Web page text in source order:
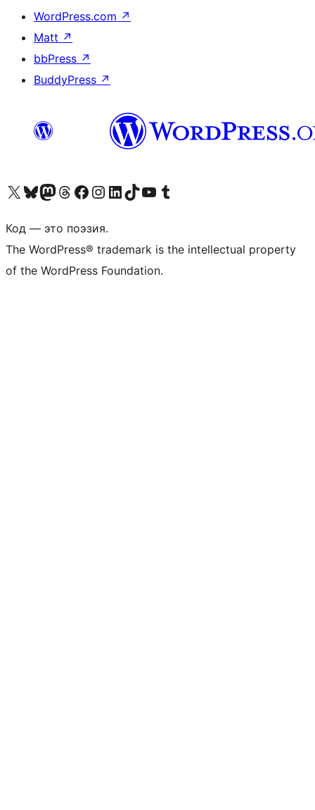
WordPress.com ↗
Matt ↗
bbPress ↗
BuddyPress ↗
Посетите нас в X (ранее Twitter)
Посетите нашу учётную запись в Bluesky
Посетите нашу ленту в Mastodon
Посетите нашу учётную запись в Threads
Посетите нашу страницу на Facebook
Посетите наш Instagram
Посетите нашу страницу в LinkedIn
Посетите нашу учётную запись в TikTok
Посетите наш канал YouTube
Посетите нашу учётную запись в Tumblr
Код — это поэзия.
The WordPress® trademark is the intellectual property
of the WordPress Foundation.